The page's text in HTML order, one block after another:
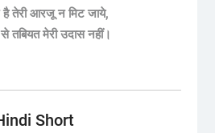
तेरी आरजू न मिट जाये,
तबियत मेरीउदासनहीं।
Short